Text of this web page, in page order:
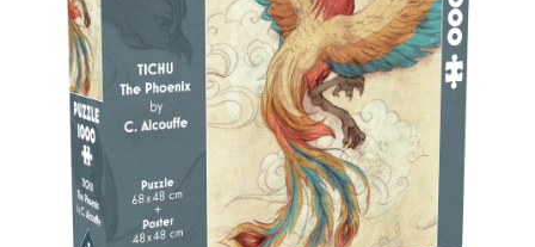
Coffrets
Echiquiers
voyage
Echiquiers
électroniques